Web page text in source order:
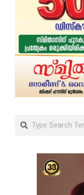
Search